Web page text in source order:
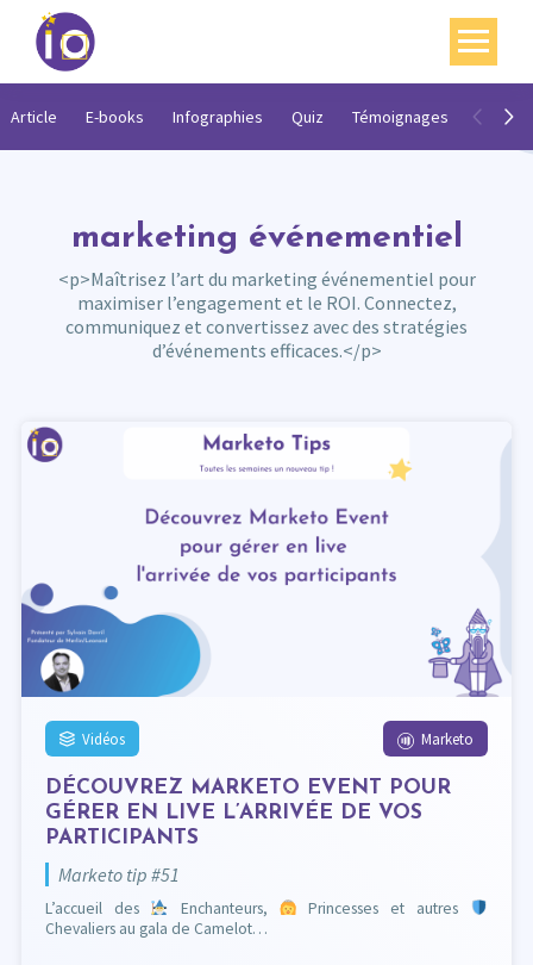
Vos enjeux
Ressources
Agenda
Mon compte
Article E-books Infographies Quiz Témoignages Vidéos
marketing événementiel
<p>Maîtrisez l’art du marketing événementiel pour
maximiser l’engagement et le ROI. Connectez,
communiquez et convertissez avec des stratégies
d’événements efficaces.</p>
Vidéos Marketo
DÉCOUVREZ MARKETO EVENT POUR
GÉRER EN LIVE L’ARRIVÉE DE VOS
PARTICIPANTS
Marketo tip #51
L’accueil des Enchanteurs,
Princesses et autres
Chevaliers au gala de Camelot…